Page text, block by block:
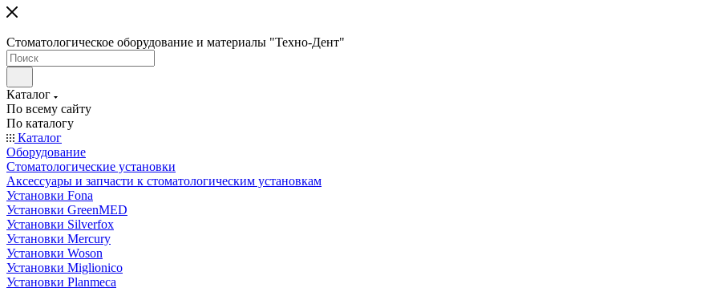
Стоматологическое оборудование и материалы "Техно-Дент"
Каталог
По всему сайту
По каталогу
Каталог
Оборудование
Стоматологические установки
Аксессуары и запчасти к стоматологическим установкам
Установки Fona
Установки GreenMED
Установки Silverfox
Установки Mercury
Установки Woson
Установки Miglionico
Установки Planmeca